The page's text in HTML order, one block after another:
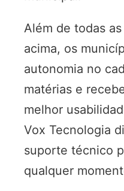
Além de todas
acima, os
autonomia no
matérias e
melhor
Vox Tecnologia
suporte técnico
qualquer